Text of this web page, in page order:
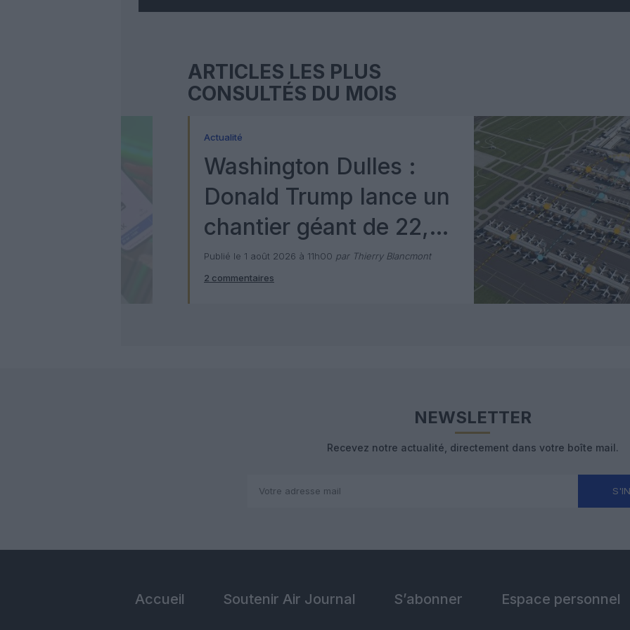
ARTICLES LES PLUS
CONSULTÉS DU MOIS
Actualité
Washington Dulles :
Donald Trump lance un
chantier géant de 22,5
milliards de dollars
Publié le 1 août 2026 à 11h00 par Thierry Blancmont
2 commentaires
NEWSLETTER
Recevez notre actualité, directement dans votre boîte mail.
Accueil Soutenir Air Journal S’abonner Espace personnel